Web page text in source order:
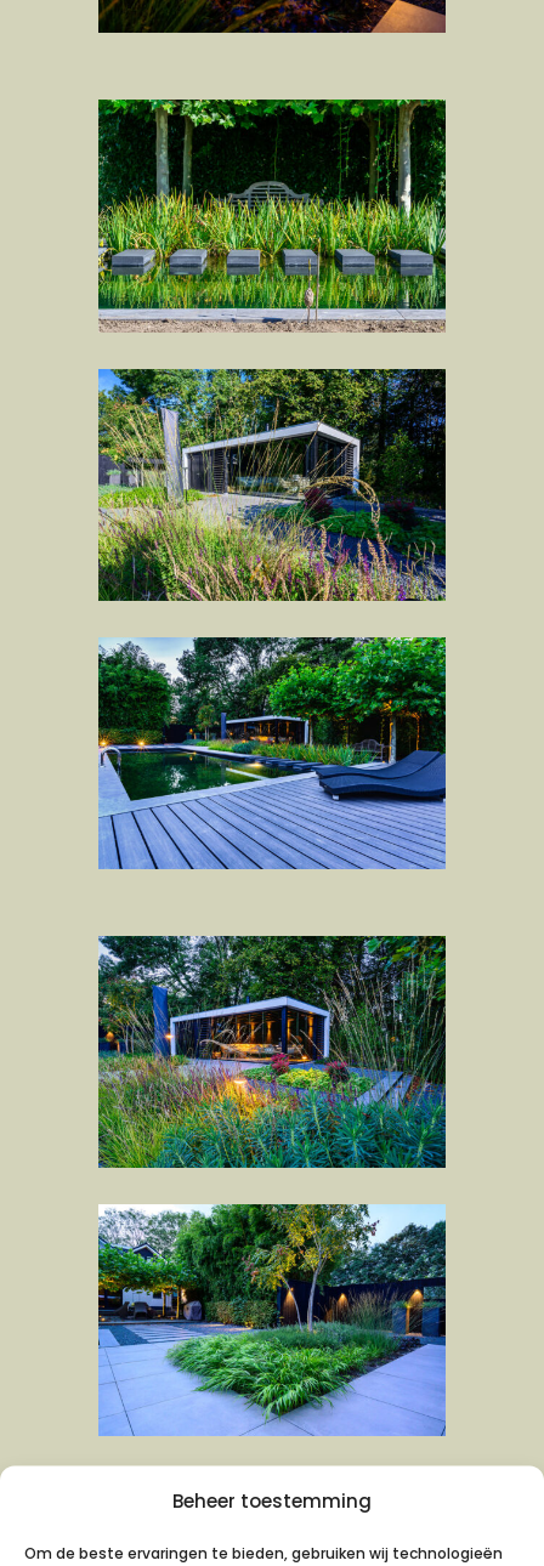
Beheer toestemming
Om de beste ervaringen te bieden, gebruiken wij technologieën